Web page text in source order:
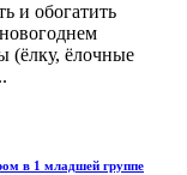
и обогатить
(ёлку, ёлочные
в 1 младшей группе